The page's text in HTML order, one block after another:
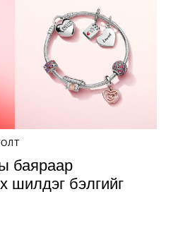
баяраар
шилдэг бэлгийг